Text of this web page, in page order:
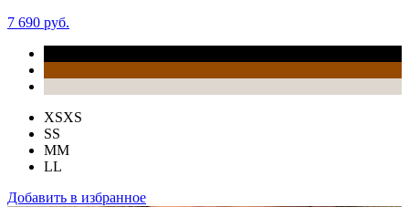
7 690 руб.
XSXS
SS
MM
LL
Добавить в избранное